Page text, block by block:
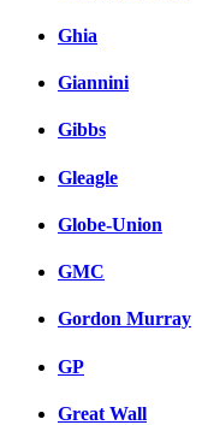
Ghia
Giannini
Gibbs
Gleagle
Globe-Union
GMC
Gordon Murray
GP
Great Wall